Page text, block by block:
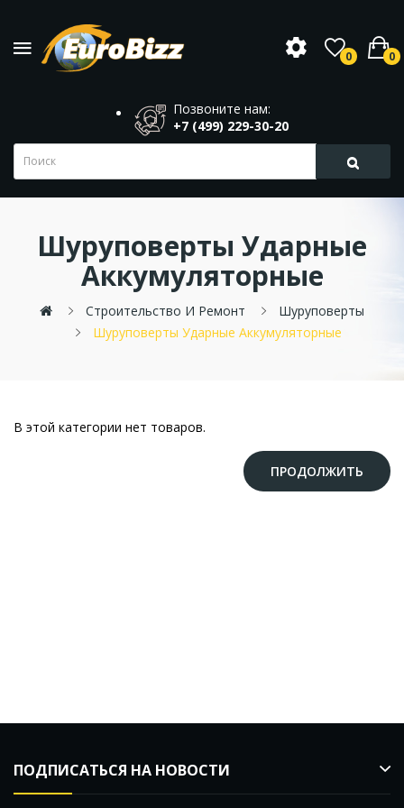
0 0
Позвоните нам:
+7 (499) 229-30-20
Шуруповерты Ударные
Аккумуляторные
Строительство И Ремонт
Шуруповерты
Шуруповерты Ударные Аккумуляторные
В этой категории нет товаров.
ПРОДОЛЖИТЬ
ПОДПИСАТЬСЯ НА НОВОСТИ